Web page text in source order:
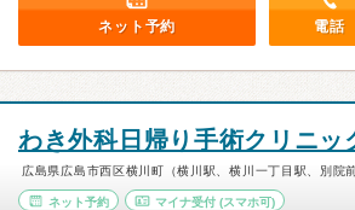
ネット予約 電話
わき外科日帰り手術クリニッ
広島県広島市西区横川町（横川駅、横川一丁目駅、別院前
ネット予約 マイナ受付(スマホ可)